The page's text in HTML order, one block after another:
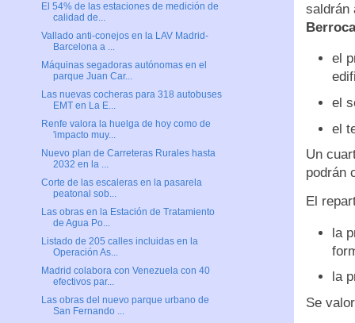
saldrán
el
el
el
Un
podrán
El
la
la
Se
El 54% de las estaciones de medición de
calidad de...
Vallado anti-conejos en la LAV Madrid-
Barcelona a ...
Máquinas segadoras autónomas en el
parque Juan Car...
Las nuevas cocheras para 318 autobuses
EMT en La E...
Renfe valora la huelga de hoy como de
'impacto muy...
Nuevo plan de Carreteras Rurales hasta
2032 en la ...
Corte de las escaleras en la pasarela
peatonal sob...
Las obras en la Estación de Tratamiento
de Agua Po...
Listado de 205 calles incluidas en la
Operación As...
Madrid colabora con Venezuela con 40
efectivos par...
Las obras del nuevo parque urbano de
San Fernando ...